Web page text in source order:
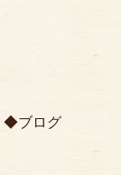
ブログ